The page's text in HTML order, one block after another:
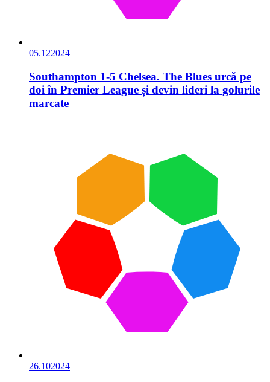
05.122024
Southampton 1-5 Chelsea. The Blues urcă pe
doi în Premier League și devin lideri la golurile
marcate
26.102024